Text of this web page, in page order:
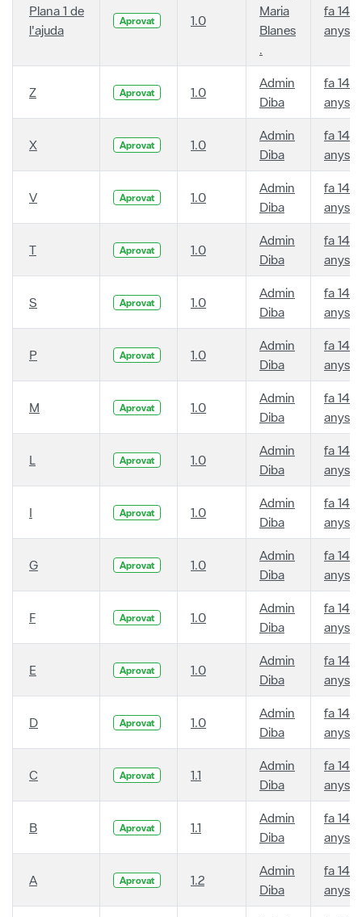
Plana 1 de
l'ajuda
Aprovat 1.0
Maria
Blanes
.
fa 14
anys
Z Aprovat 1.0
Admin
Diba
fa 14
anys
X Aprovat 1.0
Admin
Diba
fa 14
anys
V Aprovat 1.0
Admin
Diba
fa 14
anys
T Aprovat 1.0
Admin
Diba
fa 14
anys
S Aprovat 1.0
Admin
Diba
fa 14
anys
P Aprovat 1.0
Admin
Diba
fa 14
anys
M Aprovat 1.0
Admin
Diba
fa 14
anys
L Aprovat 1.0
Admin
Diba
fa 14
anys
I Aprovat 1.0
Admin
Diba
fa 14
anys
G Aprovat 1.0
Admin
Diba
fa 14
anys
F Aprovat 1.0
Admin
Diba
fa 14
anys
E Aprovat 1.0
Admin
Diba
fa 14
anys
D Aprovat 1.0
Admin
Diba
fa 14
anys
C Aprovat 1.1
Admin
Diba
fa 14
anys
B Aprovat 1.1
Admin
Diba
fa 14
anys
A Aprovat 1.2
Admin
Diba
fa 14
anys